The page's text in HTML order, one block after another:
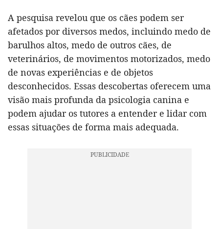
A pesquisa revelou que os cães podem ser
afetados por diversos medos, incluindo medo de
barulhos altos, medo de outros cães, de
veterinários, de movimentos motorizados, medo
de novas experiências e de objetos
desconhecidos. Essas descobertas oferecem uma
visão mais profunda da psicologia canina e
podem ajudar os tutores a entender e lidar com
essas situações de forma mais adequada.